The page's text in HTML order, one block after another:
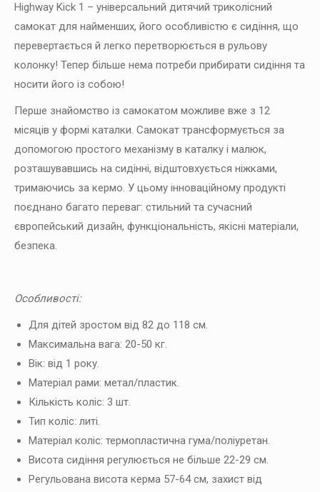
Highway Kick 1 – універсальний дитячий триколісний
самокат для найменших, його особливістю є сидіння, що
перевертається й легко перетворюється в рульову
колонку! Тепер більше нема потреби прибирати сидіння та
носити його із собою!
Перше знайомство із самокатом можливе вже з 12
місяців у формі каталки. Самокат трансформується за
допомогою простого механізму в каталку і малюк,
розташувавшись на сидінні, відштовхується ніжками,
тримаючись за кермо. У цьому інноваційному продукті
поєднано багато переваг: стильний та сучасний
європейський дизайн, функціональність, якісні матеріали,
безпека.
Особливості:
Для дітей зростом від 82 до 118 см.
Максимальна вага: 20-50 кг.
Вік: від 1 року.
Матеріал рами: метал/пластик.
Кількість коліс: 3 шт.
Тип коліс: литі.
Матеріал коліс: термопластична гума/поліуретан.
Висота сидіння регулюється не більше 22-29 см.
Регульована висота керма 57-64 см, захист від